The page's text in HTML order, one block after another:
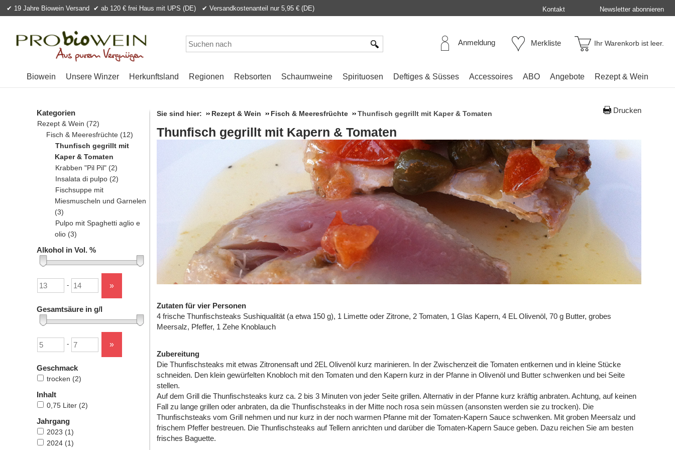
✔ 19 Jahre Biowein Versand ✔ ab 120 € frei Haus mit UPS (DE) ✔ Versandkostenanteil nur 5,95 € (DE) Kontakt Newsletter abonnieren
Anmeldung Merkliste Ihr Warenkorb ist leer.
Biowein Unsere Winzer Herkunftsland Regionen Rebsorten Schaumweine Spirituosen Deftiges & Süsses Accessoires ABO Angebote Rezept & Wein
Kategorien
Rezept & Wein (72)
Fisch & Meeresfrüchte (12)
Thunfisch gegrillt mit
Kaper & Tomaten
Krabben "Pil Pil" (2)
Insalata di pulpo (2)
Fischsuppe mit
Miesmuscheln und Garnelen
(3)
Pulpo mit Spaghetti aglio e
olio (3)
Alkohol in Vol. %
Untergrenze
-
Obergrenze
»
Gesamtsäure in g/l
Untergrenze
-
Obergrenze
»
Geschmack
trocken (2)
Inhalt
0,75 Liter (2)
Jahrgang
2023 (1)
2024 (1)
Drucken
Sie sind hier: Rezept & Wein Fisch & Meeresfrüchte Thunfisch gegrillt mit Kaper & Tomaten
Thunfisch gegrillt mit Kapern & Tomaten
Zutaten für vier Personen
4 frische Thunfischsteaks Sushiqualität (a etwa 150 g), 1 Limette oder Zitrone, 2 Tomaten, 1 Glas Kapern, 4 EL Olivenöl, 70 g Butter, grobes
Meersalz, Pfeffer, 1 Zehe Knoblauch
Zubereitung
Die Thunfischsteaks mit etwas Zitronensaft und 2EL Olivenöl kurz marinieren. In der Zwischenzeit die Tomaten entkernen und in kleine Stücke
schneiden. Den klein gewürfelten Knobloch mit den Tomaten und den Kapern kurz in der Pfanne in Olivenöl und Butter schwenken und bei Seite
stellen.
Auf dem Grill die Thunfischsteaks kurz ca. 2 bis 3 Minuten von jeder Seite grillen. Alternativ in der Pfanne kurz kräftig anbraten. Achtung, auf keinen
Fall zu lange grillen oder anbraten, da die Thunfischsteaks in der Mitte noch rosa sein müssen (ansonsten werden sie zu trocken). Die
Thunfischsteaks vom Grill nehmen und nur kurz in der noch warmen Pfanne mit der Tomaten-Kapern Sauce schwenken. Mit groben Meersalz und
frischem Pfeffer bestreuen. Die Thunfischsteaks auf Tellern anrichten und darüber die Tomaten-Kapern Sauce geben. Dazu reichen Sie am besten
frisches Baguette.